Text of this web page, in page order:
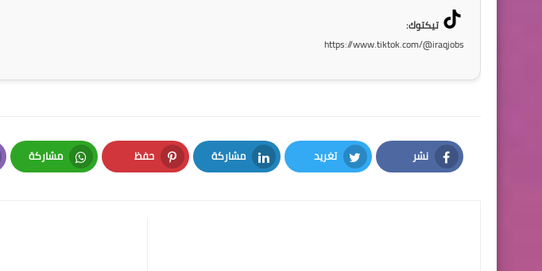
تيكتوك:
https://www.tiktok.com/@iraqjobs
نشر
Facebook
تغريد
Twitter
مشاركة
LinkedIn
حفظ
Pinterest
مشاركة
Whatsapp